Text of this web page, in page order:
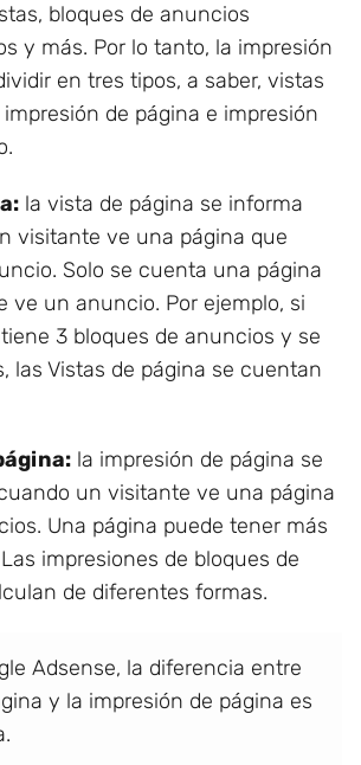
bloques de anuncios
y más. Por lo tanto, la impresión
en tres tipos, a saber, vistas
impresión de página e impresión
la vista de página se informa
visitante ve una página que
Solo se cuenta una página
ve un anuncio. Por ejemplo, si
3 bloques de anuncios y se
las Vistas de página se cuentan
la impresión de página se
un visitante ve una página
Una página puede tener más
impresiones de bloques de
de diferentes formas.
Adsense, la diferencia entre
y la impresión de página es